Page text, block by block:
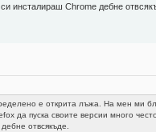
инсталираш Chrome дебне
е открита лъжа. На мен ми
да пуска своите версии много
отвсякъде.